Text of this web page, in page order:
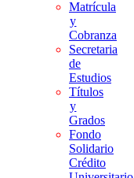
Matrícula
y
Cobranza
Secretaria
de
Estudios
Títulos
y
Grados
Fondo
Solidario
Crédito